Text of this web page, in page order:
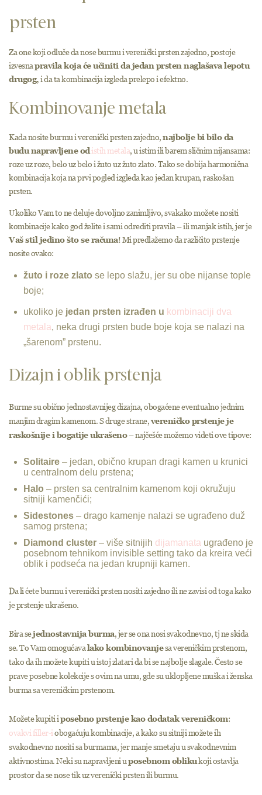
prsten
Za one koji odluče da nose burmu i verenički prsten zajedno, postoje
izvesnapravila koja će učiniti da jedan prsten naglašava lepotu
drugog,i da ta kombinacija izgleda prelepo i efektno.
Kombinovanje metala
Kada nosite burmu i verenički prsten zajedno,najbolje bi bilo da
budu napravljene odistih metala, u istim ili barem sličnim nijansama:
roze uz roze, belo uz belo i žuto uz žuto zlato. Tako se dobija harmonična
kombinacija koja na prvi pogled izgleda kao jedan krupan, raskošan
prsten.
Ukoliko Vam to ne deluje dovoljno zanimljivo, svakako možete nositi
kombinacije kako god želite i sami odrediti pravila – ili manjak istih, jer je
Vaš stil jedino što se računa! Mi predlažemo da različito prstenje
nosite ovako:
žuto i roze zlato se lepo slažu, jer su obe nijanse tople
boje;
ukoliko je jedan prsten izrađen u kombinaciji dva
metala, neka drugi prsten bude boje koja se nalazi na
„šarenom” prstenu.
Dizajn i oblik prstenja
Burme su obično jednostavnijeg dizajna, obogaćene eventualno jednim
manjim dragim kamenom. S druge strane,vereničko prstenje je
raskošnije i bogatije ukrašeno– najčešće možemo videti ove tipove:
Solitaire – jedan, obično krupan dragi kamen u krunici
u centralnom delu prstena;
Halo – prsten sa centralnim kamenom koji okružuju
sitniji kamenčići;
Sidestones – drago kamenje nalazi se ugrađeno duž
samog prstena;
Diamond cluster – više sitnijih dijamanata ugrađeno je
posebnom tehnikom invisible setting tako da kreira veći
oblik i podseća na jedan krupniji kamen.
Da li ćete burmu i verenički prsten nositi zajedno ili ne zavisi od toga kako
je prstenje ukrašeno.
Bira sejednostavnija burma, jer se ona nosi svakodnevno, tj ne skida
se. To Vam omogućavalako kombinovanjesa vereničkim prstenom,
tako da ih možete kupiti u istoj zlatari da bi se najbolje slagale. Često se
prave posebne kolekcije s ovim na umu, gde su uklopljene muška i ženska
burma sa vereničkim prstenom.
Možete kupiti iposebno prstenje kao dodatak vereničkom:
ovakvi filler-iobogaćuju kombinacije, a kako su sitniji možete ih
svakodnevno nositi sa burmama, jer manje smetaju u svakodnevnim
aktivnostima. Neki su napravljeni uposebnom oblikukoji ostavlja
prostor da se nose tik uz verenički prsten ili burmu.